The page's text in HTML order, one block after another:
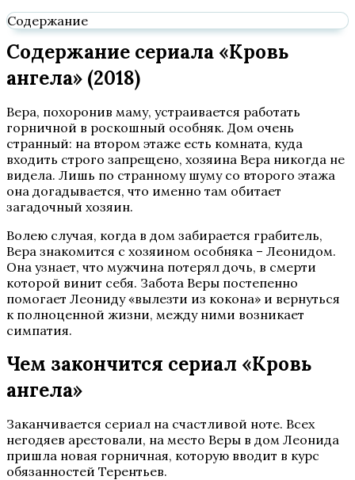
Содержание
Содержание сериала «Кровь
ангела» (2018)
Вера, похоронив маму, устраивается работать
горничной в роскошный особняк. Дом очень
странный: на втором этаже есть комната, куда
входить строго запрещено, хозяина Вера никогда не
видела. Лишь по странному шуму со второго этажа
она догадывается, что именно там обитает
загадочный хозяин.
Волею случая, когда в дом забирается грабитель,
Вера знакомится с хозяином особняка – Леонидом.
Она узнает, что мужчина потерял дочь, в смерти
которой винит себя. Забота Веры постепенно
помогает Леониду «вылезти из кокона» и вернуться
к полноценной жизни, между ними возникает
симпатия.
Чем закончится сериал «Кровь
ангела»
Заканчивается сериал на счастливой ноте. Всех
негодяев арестовали, на место Веры в дом Леонида
пришла новая горничная, которую вводит в курс
обязанностей Терентьев.